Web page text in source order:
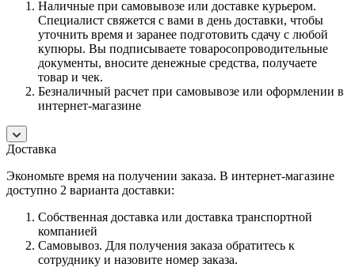
Наличные при самовывозе или доставке курьером.
Специалист свяжется с вами в день доставки, чтобы
уточнить время и заранее подготовить сдачу с любой
купюры. Вы подписываете товаросопроводительные
документы, вносите денежные средства, получаете
товар и чек.
Безналичный расчет при самовывозе или оформлении в
интернет-магазине
Доставка
Экономьте время на получении заказа. В интернет-магазине
доступно 2 варианта доставки:
Собственная доставка или доставка транспортной
компанией
Самовывоз. Для получения заказа обратитесь к
сотруднику и назовите номер заказа.